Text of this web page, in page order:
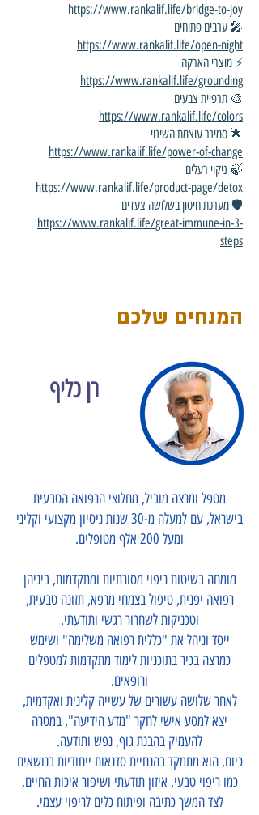
https://www.rankalif.life/bridge-to-joy
🎤 ערבים פתוחים
https://www.rankalif.life/open-night
⚡ מוצרי הארקה
https://www.rankalif.life/grounding
🎨 תרפיית צבעים
https://www.rankalif.life/colors
🌟 סמינר עוצמת השינוי
https://www.rankalif.life/power-of-change
🍃 ניקוי רעלים
https://www.rankalif.life/product-page/detox
🛡 מערכת חיסון בשלושה צעדים
https://www.rankalif.life/great-immune-in-3-
steps
המנחים שלכם
רן כליף
מטפל ומרצה מוביל, מחלוצי הרפואה הטבעית
בישראל, עם למעלה מ-30 שנות ניסיון מקצועי וקליני
ומעל 200 אלף מטופלים.
מומחה בשיטות ריפוי מסורתיות ומתקדמות, ביניהן
רפואה יפנית, טיפול בצמחי מרפא, תזונה טבעית,
וטכניקות לשחרור רגשי ותודעתי.
ייסד וניהל את "כללית רפואה משלימה" ושימש
כמרצה בכיר בתוכניות לימוד מתקדמות למטפלים
ורופאים.​
לאחר שלושה עשורים של עשייה קלינית ואקדמית,
יצא למסע אישי לחקר "מדע הידיעה", במטרה
להעמיק בהבנת גוף, נפש ותודעה.​
כיום, הוא מתמקד בהנחיית סדנאות ייחודיות בנושאים
כמו ריפוי טבעי, איזון תודעתי ושיפור איכות החיים,
לצד המשך כתיבה ופיתוח כלים לריפוי עצמי.​